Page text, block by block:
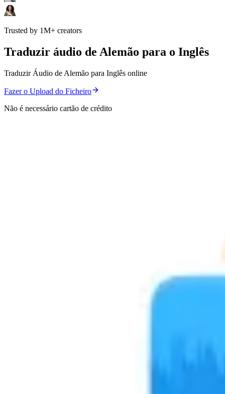
Trusted by 1M+ creators
Traduzir áudio de Alemão para o Inglês
Traduzir Áudio de Alemão para Inglês online
Fazer o Upload do Ficheiro
Não é necessário cartão de crédito